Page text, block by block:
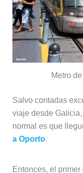
Metro
Salvo contadas
viaje desde
normal es que
a Oporto.
Entonces, el